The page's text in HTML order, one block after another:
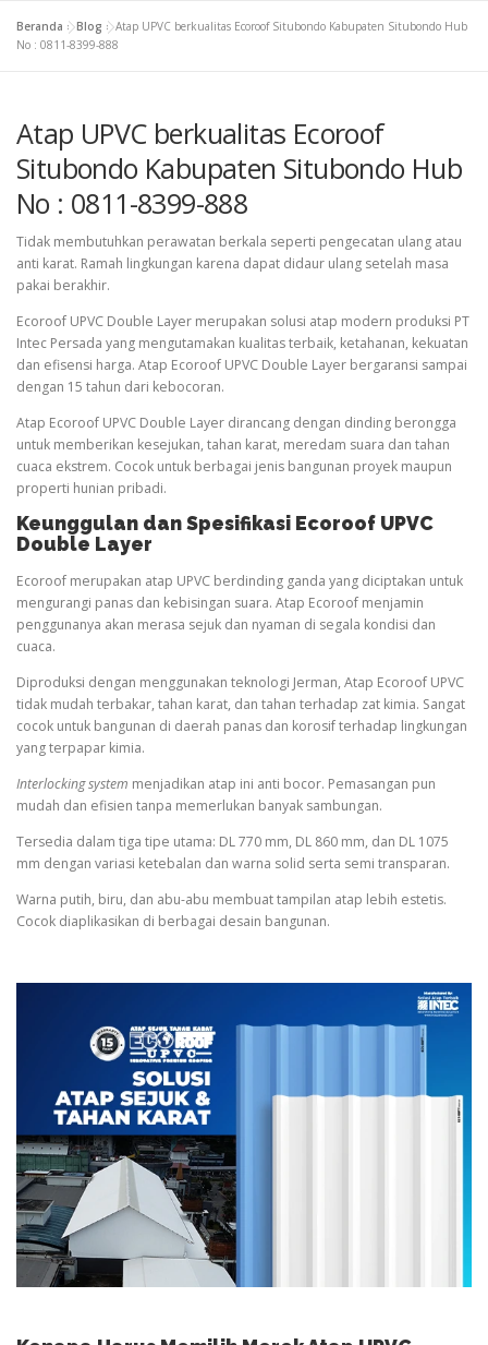
Beranda »Blog »Atap UPVC berkualitas Ecoroof Situbondo Kabupaten Situbondo Hub
No : 0811-8399-888
Atap UPVC berkualitas Ecoroof
Situbondo Kabupaten Situbondo Hub
No : 0811-8399-888
Tidak membutuhkan perawatan berkala seperti pengecatan ulang atau
anti karat. Ramah lingkungan karena dapat didaur ulang setelah masa
pakai berakhir.
Ecoroof UPVC Double Layer merupakan solusi atap modern produksi PT
Intec Persada yang mengutamakan kualitas terbaik, ketahanan, kekuatan
dan efisensi harga. Atap Ecoroof UPVC Double Layer bergaransi sampai
dengan 15 tahun dari kebocoran.
Atap Ecoroof UPVC Double Layer dirancang dengan dinding berongga
untuk memberikan kesejukan, tahan karat, meredam suara dan tahan
cuaca ekstrem. Cocok untuk berbagai jenis bangunan proyek maupun
properti hunian pribadi.
Keunggulan dan Spesifikasi Ecoroof UPVC
Double Layer
Ecoroof merupakan atap UPVC berdinding ganda yang diciptakan untuk
mengurangi panas dan kebisingan suara. Atap Ecoroof menjamin
penggunanya akan merasa sejuk dan nyaman di segala kondisi dan
cuaca.
Diproduksi dengan menggunakan teknologi Jerman, Atap Ecoroof UPVC
tidak mudah terbakar, tahan karat, dan tahan terhadap zat kimia. Sangat
cocok untuk bangunan di daerah panas dan korosif terhadap lingkungan
yang terpapar kimia.
Interlocking system menjadikan atap ini anti bocor. Pemasangan pun
mudah dan efisien tanpa memerlukan banyak sambungan.
Tersedia dalam tiga tipe utama: DL 770 mm, DL 860 mm, dan DL 1075
mm dengan variasi ketebalan dan warna solid serta semi transparan.
Warna putih, biru, dan abu-abu membuat tampilan atap lebih estetis.
Cocok diaplikasikan di berbagai desain bangunan.